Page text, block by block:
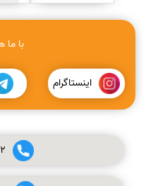
با ما
اینستاگرام